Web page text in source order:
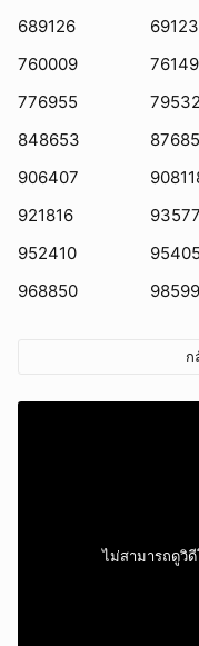
689126
760009
776955
848653
906407
921816
952410
968850
ก
ไม่สามารถดูวิ